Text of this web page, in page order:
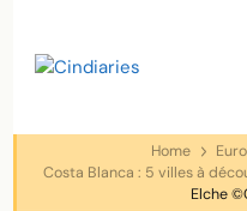
Home
Costa Blanca : 5 villes à
Elche